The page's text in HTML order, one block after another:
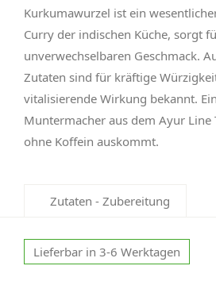
Kurkumawurzel ist ein
Curry der indischen Küche, sorgt
unverwechselbaren Geschmack.
Zutaten sind für kräftige
vitalisierende Wirkung bekannt.
Muntermacher aus dem Ayur Line
ohne Koffein auskommt.
Zutaten - Zubereitung
Lieferbar in 3-6 Werktagen